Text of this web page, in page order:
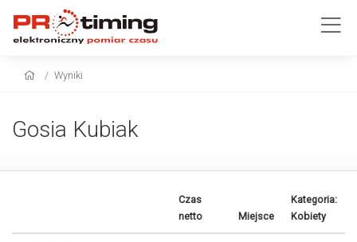
Wyniki
Gosia Kubiak
Czas
netto
Miejsce
Kategoria:
Kobiety